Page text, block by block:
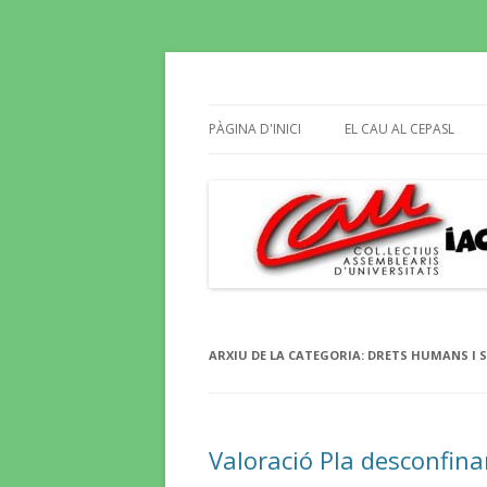
PÀGINA D'INICI EL CAU AL CEPASL
ARXIU DE LA CATEGORIA: DRETS HUMANS I
Valoració Pla